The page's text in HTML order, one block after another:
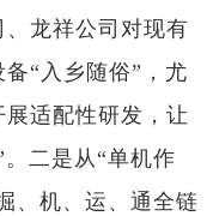
龙祥公司对现有
“入乡随俗”，尤
适配性研发，让
二是从“单机作
、机、运、通全链